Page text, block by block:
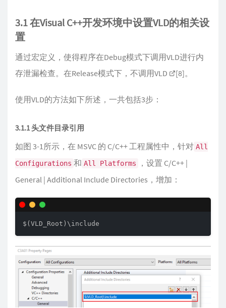
3.1 在Visual C++开发环境中设置VLD的相关设
置
通过宏定义，使得程序在Debug模式下调用VLD进行内
存泄漏检查。在Release模式下，不调用VLD
[8]。
使用VLD的方法如下所述，一共包括3步：
3.1.1 头文件目录引用
如图 3-1所示，在 MSVC 的 C/C++ 工程属性中，针对 All
Configurations 和 All Platforms
，设置 C/C++ |
General | Additional Include Directories，增加：
$(VLD_Root)\include